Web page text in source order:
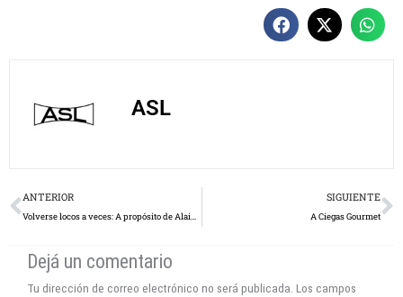
ASL
Prev
ANTERIOR
Volverse locos a veces: A propósito de Alain Resnais y Las Hierbas Salvajes
SIGUIENTE
A Ciegas Gourmet
Dejá un comentario
Tu dirección de correo electrónico no será publicada. Los campos